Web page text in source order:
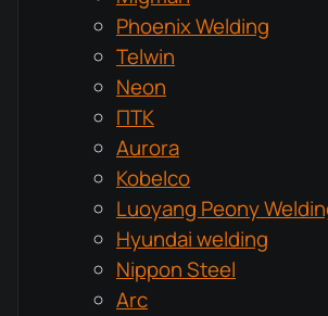
Phoenix Welding
Telwin
Neon
ПТК
Aurora
Kobelco
Luoyang Peony
Hyundai welding
Nippon Steel
Arc